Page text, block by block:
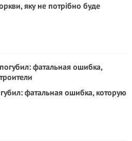
яку не потрібно буде
фатальная ошибка, которую